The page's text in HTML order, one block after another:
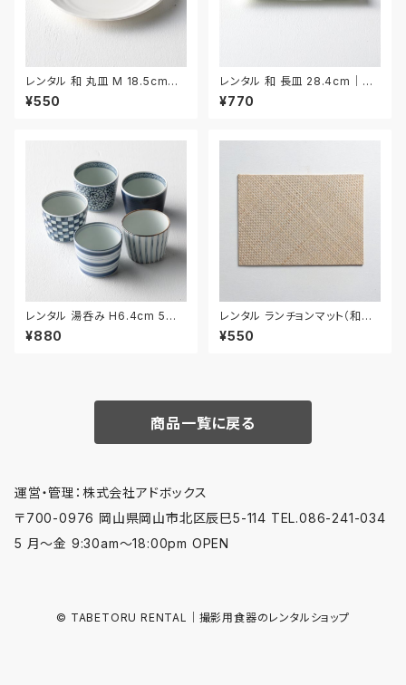
レンタル 和 丸皿 M 18.5cm｜
WMM045
¥550
レンタル 和 長皿 28.4cm｜W
NA008
¥770
レンタル 湯呑み H6.4cm 5客
セット｜YUN017
¥880
レンタル ランチョンマット（和風）
42.5cm｜MAW023
¥550
商品一覧に戻る
運営・管理：株式会社アドボックス
〒700-0976 岡山県岡山市北区辰巳5-114 TEL.086-241-034
5 月〜金 9:30am〜18:00pm OPEN
© TABETORU RENTAL｜撮影用食器のレンタルショップ